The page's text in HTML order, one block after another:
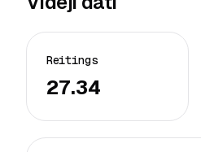
Reitings
27.34